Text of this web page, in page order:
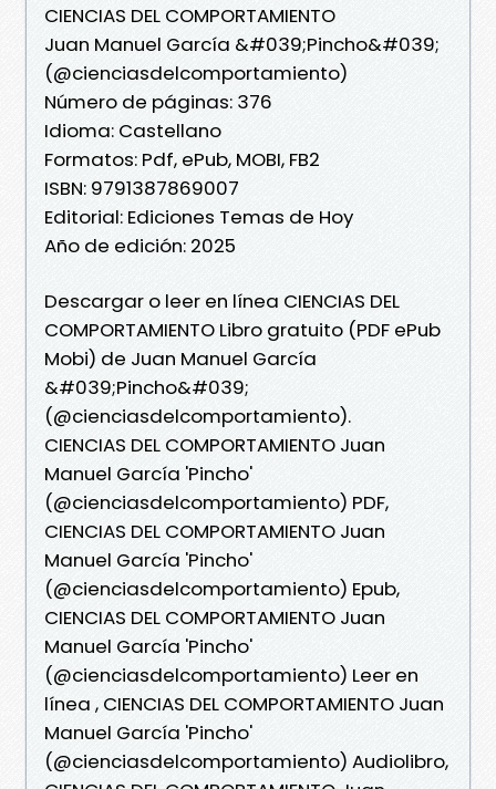
CIENCIAS DEL COMPORTAMIENTO
Juan Manuel García &#039;Pincho&#039;
(@cienciasdelcomportamiento)
Número de páginas: 376
Idioma: Castellano
Formatos: Pdf, ePub, MOBI, FB2
ISBN: 9791387869007
Editorial: Ediciones Temas de Hoy
Año de edición: 2025
Descargar o leer en línea CIENCIAS DEL
COMPORTAMIENTO Libro gratuito (PDF ePub
Mobi) de Juan Manuel García
&#039;Pincho&#039;
(@cienciasdelcomportamiento).
CIENCIAS DEL COMPORTAMIENTO Juan
Manuel García 'Pincho'
(@cienciasdelcomportamiento) PDF,
CIENCIAS DEL COMPORTAMIENTO Juan
Manuel García 'Pincho'
(@cienciasdelcomportamiento) Epub,
CIENCIAS DEL COMPORTAMIENTO Juan
Manuel García 'Pincho'
(@cienciasdelcomportamiento) Leer en
línea , CIENCIAS DEL COMPORTAMIENTO Juan
Manuel García 'Pincho'
(@cienciasdelcomportamiento) Audiolibro,